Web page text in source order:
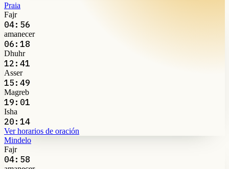
Praia
Fajr
04:56
amanecer
06:18
Dhuhr
12:41
Asser
15:49
Magreb
19:01
Isha
20:14
Ver horarios de oración
Mindelo
Fajr
04:58